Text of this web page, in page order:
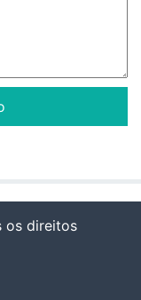
os direitos